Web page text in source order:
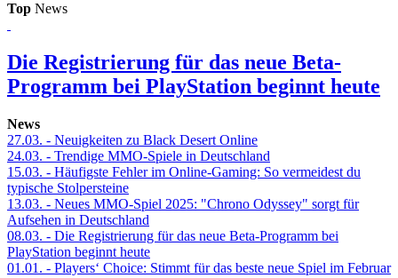
Top News
Die Registrierung für das neue Beta-
Programm bei PlayStation beginnt heute
News
27.03. - Neuigkeiten zu Black Desert Online
24.03. - Trendige MMO-Spiele in Deutschland
15.03. - Häufigste Fehler im Online-Gaming: So vermeidest du
typische Stolpersteine
13.03. - Neues MMO-Spiel 2025: "Chrono Odyssey" sorgt für
Aufsehen in Deutschland
08.03. - Die Registrierung für das neue Beta-Programm bei
PlayStation beginnt heute
01.01. - Players‘ Choice: Stimmt für das beste neue Spiel im Februar